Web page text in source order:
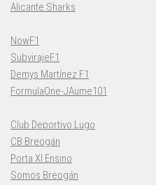
Alicante Sharks
NowF1
SubvirajeF1
Demys Martínez F1
FormulaOne-JAume101
Club Deportivo Lugo
CB Breogán
Porta XI Ensino
Somos Breogán